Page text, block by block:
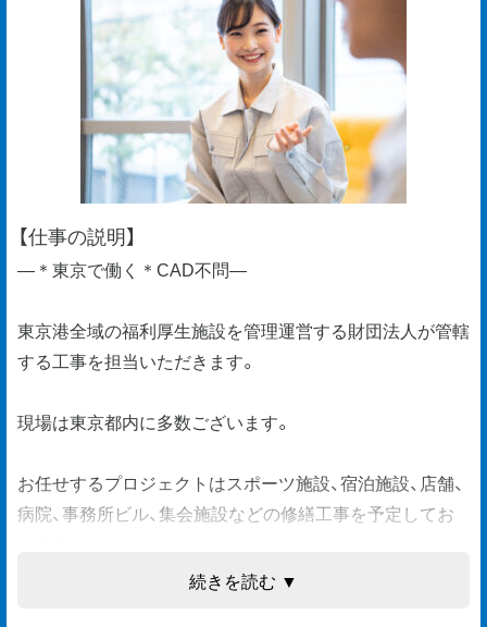
【仕事の説明】
―＊東京で働く＊CAD不問―
東京港全域の福利厚生施設を管理運営する財団法人が管轄
する工事を担当いただきます。
現場は東京都内に多数ございます。
お任せするプロジェクトはスポーツ施設、宿泊施設、店舗、
病院、事務所ビル、集会施設などの修繕工事を予定してお
続きを読む ▼